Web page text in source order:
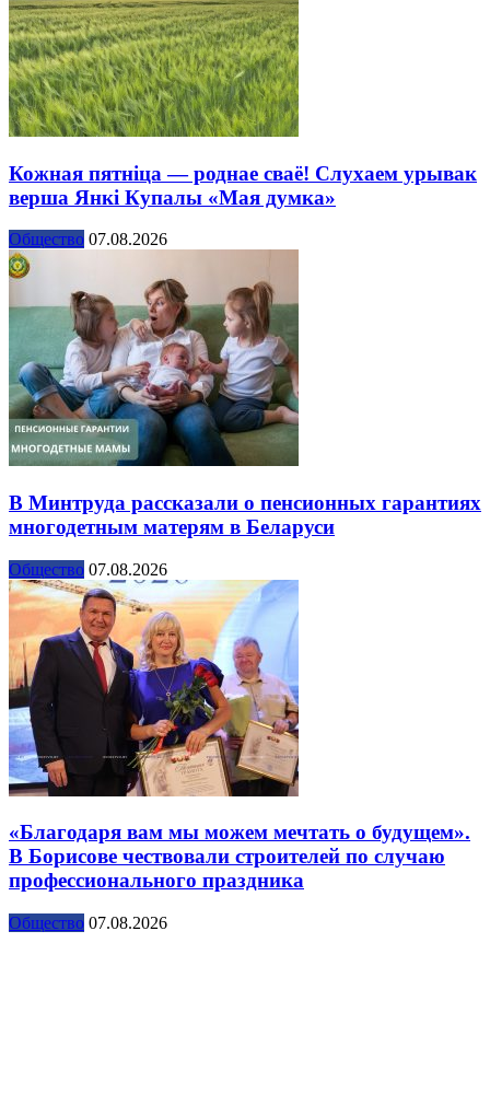
Кожная пятніца — роднае сваё! Слухаем урывак
верша Янкі Купалы «Мая думка»
Общество 07.08.2026
В Минтруда рассказали о пенсионных гарантиях
многодетным матерям в Беларуси
Общество 07.08.2026
«Благодаря вам мы можем мечтать о будущем».
В Борисове чествовали строителей по случаю
профессионального праздника
Общество 07.08.2026